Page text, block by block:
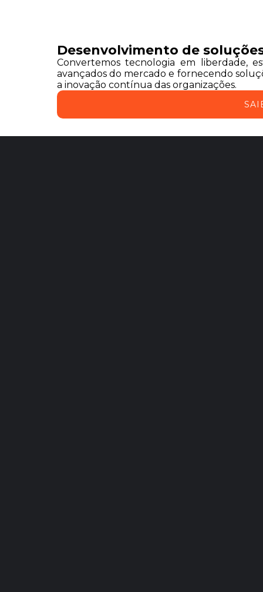
Desenvolvimento de
Convertemos tecnologia em liberdade,
avançados do mercado e fornecendo
a inovação contínua das organizações.